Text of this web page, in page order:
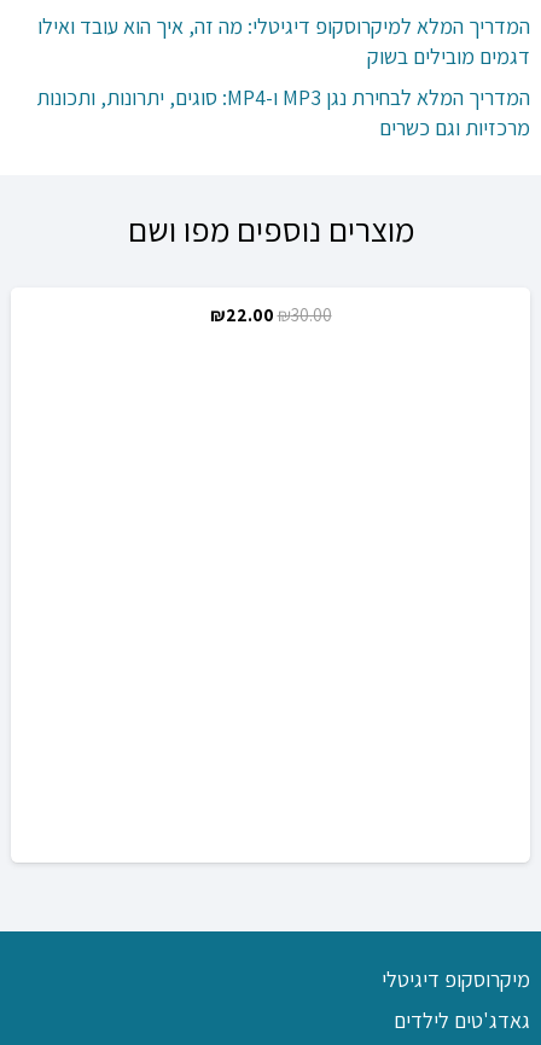
המדריך המלא למיקרוסקופ דיגיטלי: מה זה, איך הוא עובד ואילו
דגמים מובילים בשוק
המדריך המלא לבחירת נגן MP3 ו-MP4: סוגים, יתרונות, ותכונות
מרכזיות וגם כשרים
מוצרים נוספים מפו ושם
₪30.00
המחיר₪22.00
המחיר
מיקרוסקופ דיגיטלי
גאדג'טים לילדים